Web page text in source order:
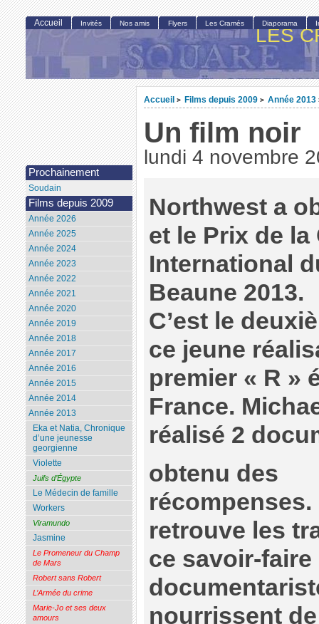
LES
Accueil > Films depuis 2009 > Année 2013
Un film noir
lundi 4 novembre
Northwest a
et le Prix de
International
Beaune 2013.
C’est le
ce jeune
premier « R »
France.
réalisé 2
obtenu des
récompenses.
retrouve les
ce savoir-faire
nourrissent
Accueil Invités Nos amis Flyers Les Cramés Diaporama
Prochainement
Soudain
Films depuis 2009
Année 2026
Année 2025
Année 2024
Année 2023
Année 2022
Année 2021
Année 2020
Année 2019
Année 2018
Année 2017
Année 2016
Année 2015
Année 2014
Année 2013
Eka et Natia, Chronique
d’une jeunesse
georgienne
Violette
Juifs d’Égypte
Le Médecin de famille
Workers
Viramundo
Jasmine
Le Promeneur du Champ
de Mars
Robert sans Robert
L’Armée du crime
Marie-Jo et ses deux
amours